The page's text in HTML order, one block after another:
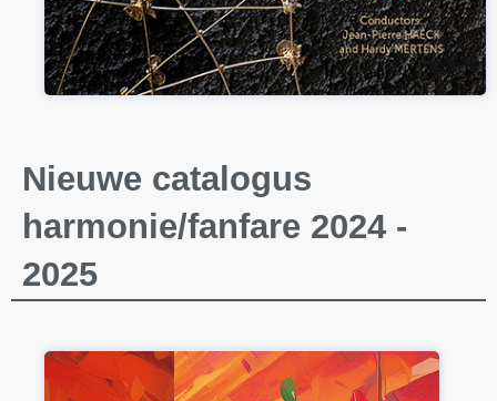
Nieuwe catalogus
harmonie/fanfare 2024 -
2025